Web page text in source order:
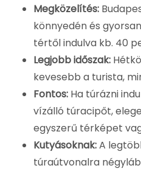
Megközelítés:
könnyedén és
tértől indulva kb. 40
Legjobb időszak:
kevesebb a turista,
Fontos: Ha túrázni
vízálló túracipőt,
egyszerű térképet
Kutyásoknak:A
túraútvonalra